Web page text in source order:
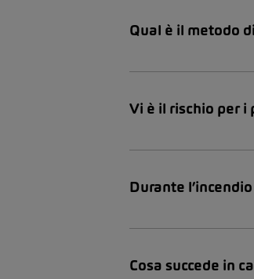
Qual è il metodo
Vi è il rischio per i
Durante
Cosa succede in